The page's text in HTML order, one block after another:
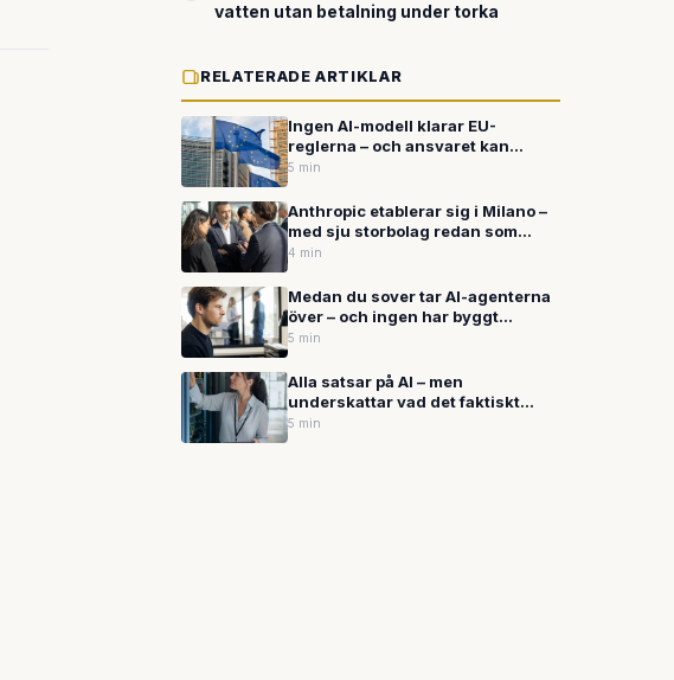
vatten utan betalning under torka
RELATERADE ARTIKLAR
Ingen AI-modell klarar EU-
reglerna – och ansvaret kan
hamna hos dig
5 min
Anthropic etablerar sig i Milano –
med sju storbolag redan som
partners
4 min
Medan du sover tar AI-agenterna
över – och ingen har byggt
systemen för det
5 min
Alla satsar på AI – men
underskattar vad det faktiskt
kräver i drift
5 min